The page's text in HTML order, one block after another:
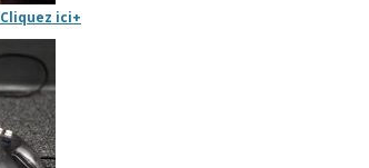
Cliquez ici+